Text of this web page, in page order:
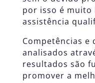
por isso é
assistência
Competências e
analisados
resultados são
promover a